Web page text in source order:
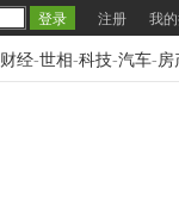
注册 我
财经-世相-科技-汽车-房